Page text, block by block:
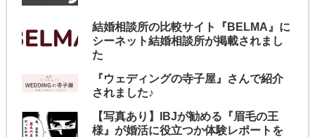
結婚相談所の比較サイト『BELMA』に
シーネット結婚相談所が掲載されまし
た
『ウェディングの寺子屋』さんで紹介
されました♪
【写真あり】IBJが勧める『眉毛の王
様』が婚活に役立つか体験レポートを